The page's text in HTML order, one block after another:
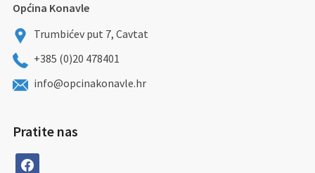
Općina Konavle
Trumbićev put 7, Cavtat
+385 (0)20 478401
info@opcinakonavle.hr
Pratite nas
facebook